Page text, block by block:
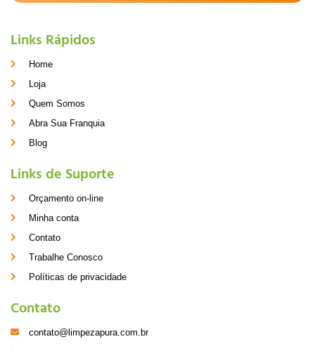
Links Rápidos
Home
Loja
Quem Somos
Abra Sua Franquia
Blog
Links de Suporte
Orçamento on-line
Minha conta
Contato
Trabalhe Conosco
Políticas de privacidade
Contato
contato@limpezapura.com.br